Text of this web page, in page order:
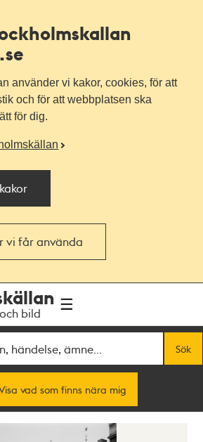
använder vi kakor, cookies, för att
och för att webbplatsen ska
för dig.
vi får använda
bild
Sök
vad som finns nära mig